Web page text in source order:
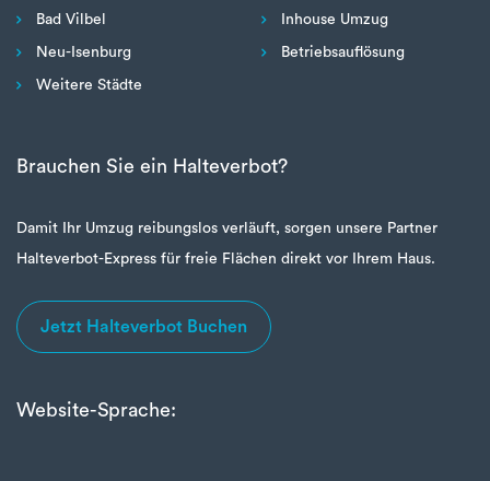
Bad Vilbel
Neu-Isenburg
Weitere Städte
Inhouse Umzug
Betriebsauflösung
Brauchen Sie ein Halteverbot?
Damit Ihr Umzug reibungslos verläuft, sorgen unsere Partner
Halteverbot-Express für freie Flächen direkt vor Ihrem Haus.
Jetzt Halteverbot Buchen
Website-Sprache: